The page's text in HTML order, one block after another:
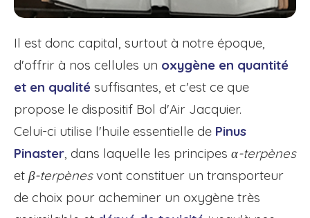
Il est donc capital, surtout à notre époque,
d'offrir à nos cellules un oxygène en quantité
et en qualité suffisantes, et c'est ce que
propose le dispositif Bol d'Air Jacquier.
Celui-ci utilise l'huile essentielle de Pinus
Pinaster, dans laquelle les principes α-terpènes
et β-terpènesvont constituer un transporteur
de choix pour acheminer un oxygène très